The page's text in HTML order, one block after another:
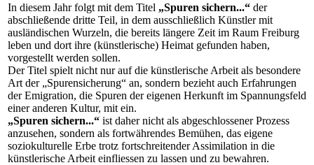
In diesem Jahr folgt mit dem Titel „Spuren sichern...“ der
abschließende dritte Teil, in dem ausschließlich Künstler mit
ausländischen Wurzeln, die bereits längere Zeit im Raum Freiburg
leben und dort ihre (künstlerische) Heimat gefunden haben,
vorgestellt werden sollen.
Der Titel spielt nicht nur auf die künstlerische Arbeit als besondere
Art der „Spurensicherung“ an, sondern bezieht auch Erfahrungen
der Emigration, die Spuren der eigenen Herkunft im Spannungsfeld
einer anderen Kultur, mit ein.
„Spuren sichern...“ ist daher nicht als abgeschlossener Prozess
anzusehen, sondern als fortwährendes Bemühen, das eigene
soziokulturelle Erbe trotz fortschreitender Assimilation in die
künstlerische Arbeit einfliessen zu lassen und zu bewahren.